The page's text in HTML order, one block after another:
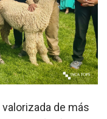
de más